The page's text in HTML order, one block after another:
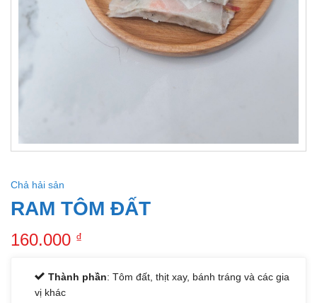
Chả hải sản
RAM TÔM ĐẤT
160.000 ₫
Thành phần: Tôm đất, thịt xay, bánh tráng và các gia
vị khác